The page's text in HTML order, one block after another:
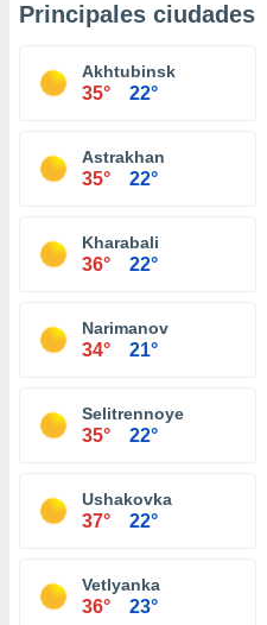
Principales ciudades
Akhtubinsk
35° 22°
Astrakhan
35° 22°
Kharabali
36° 22°
Narimanov
34° 21°
Selitrennoye
35° 22°
Ushakovka
37° 22°
Vetlyanka
36° 23°